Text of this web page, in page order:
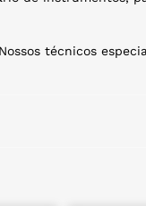
técnicos